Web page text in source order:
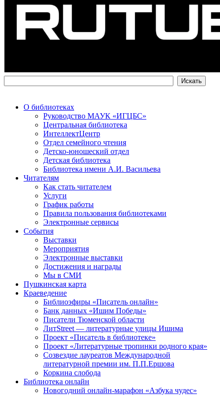
О библиотеках
Руководство МАУК «ИГЦБС»
Центральная библиотека
ИнтеллектЦентр
Отдел семейного чтения
Детско-юношеский отдел
Детская библиотека
Библиотека имени А.И. Васильева
Читателям
Как стать читателем
Услуги
График работы
Правила пользования библиотеками
Электронные сервисы
События
Выставки
Мероприятия
Электронные выставки
Достижения и награды
Мы в СМИ
Пушкинская карта
Краеведение
Библиоэфиры «Писатель онлайн»
Банк данных «Ишим Победы»
Писатели Тюменской области
ЛитStreet — литературные улицы Ишима
Проект «Писатель в библиотеке»
Проект «Литературные тропинки родного края»
Созвездие лауреатов Международной
литературной премии им. П.П.Ершова
Коркина слобода
Библиотека онлайн
Новогодний онлайн-марафон «Азбука чудес»